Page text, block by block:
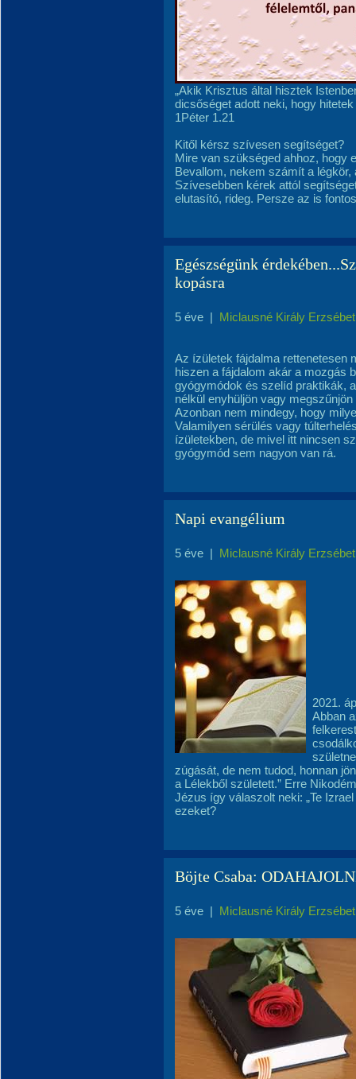
„Akik Krisztus által hisztek
dicsőséget adott neki, hogy
1Péter 1.21
Kitől kérsz szívesen segítséget?
Mire van szükséged ahhoz, hogy
Bevallom, nekem számít a légkör,
Szívesebben kérek attól
elutasító, rideg. Persze az is
Egészségünk
kopásra
5 éve | Miclausné Király Erzsébet
Az ízületek fájdalma rettenetesen
hiszen a fájdalom akár a mozgás
gyógymódok és szelíd praktikák,
nélkül enyhüljön vagy megszűnjön
Azonban nem mindegy, hogy
Valamilyen sérülés vagy
ízületekben, de mivel itt nincsen
gyógymód sem nagyon van rá.
Napi evangélium
5 éve | Miclausné Király Erzsébet
2021.
Abban
zúgását, de nem tudod, honnan
a Lélekből született.” Erre
Jézus így válaszolt neki: „Te
ezeket?
Böjte Csaba:
5 éve | Miclausné Király Erzsébet